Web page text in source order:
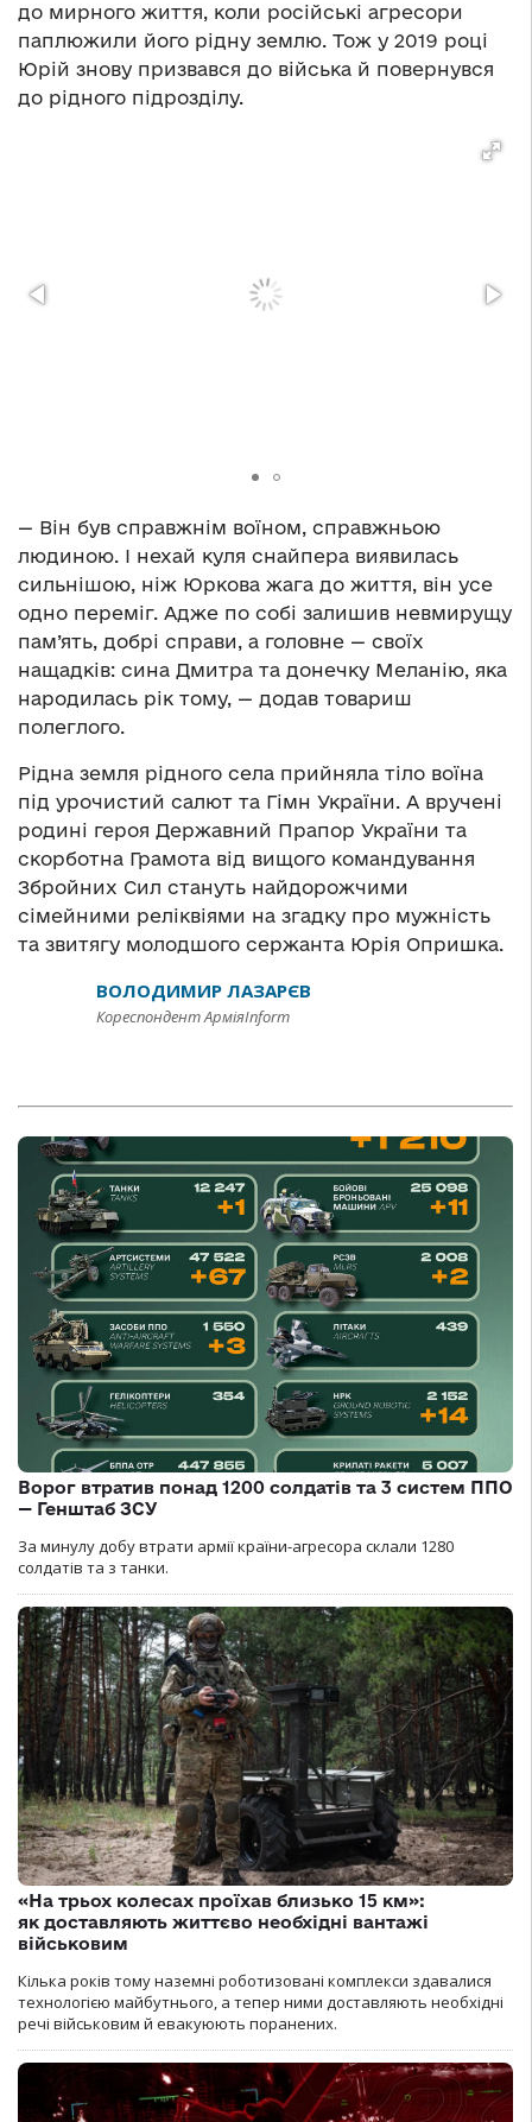
до мирного життя, коли російські агресори
паплюжили його рідну землю. Тож у 2019 році
Юрій знову призвався до війська й повернувся
до рідного підрозділу.
— Він був справжнім воїном, справжньою
людиною. І нехай куля снайпера виявилась
сильнішою, ніж Юркова жага до життя, він усе
одно переміг. Адже по собі залишив невмирущу
пам’ять, добрі справи, а головне — своїх
нащадків: сина Дмитра та донечку Меланію, яка
народилась рік тому, — додав товариш
полеглого.
Рідна земля рідного села прийняла тіло воїна
під урочистий салют та Гімн України. А вручені
родині героя Державний Прапор України та
скорботна Грамота від вищого командування
Збройних Сил стануть найдорожчими
сімейними реліквіями на згадку про мужність
та звитягу молодшого сержанта Юрія Опришка.
ВОЛОДИМИР ЛАЗАРЄВ
Кореспондент АрміяInform
Ворог втратив понад 1200 солдатів та 3 систем ППО
— Генштаб ЗСУ
За минулу добу втрати армії країни-агресора склали 1280
солдатів та з танки.
«На трьох колесах проїхав близько 15 км»:
як доставляють життєво необхідні вантажі
військовим
Кілька років тому наземні роботизовані комплекси здавалися
технологією майбутнього, а тепер ними доставляють необхідні
речі військовим й евакуюють поранених.